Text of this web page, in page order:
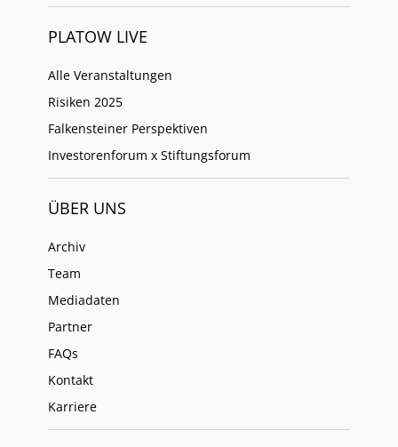
PLATOW LIVE
Alle Veranstaltungen
Risiken 2025
Falkensteiner Perspektiven
Investorenforum x Stiftungsforum
ÜBER UNS
Archiv
Team
Mediadaten
Partner
FAQs
Kontakt
Karriere